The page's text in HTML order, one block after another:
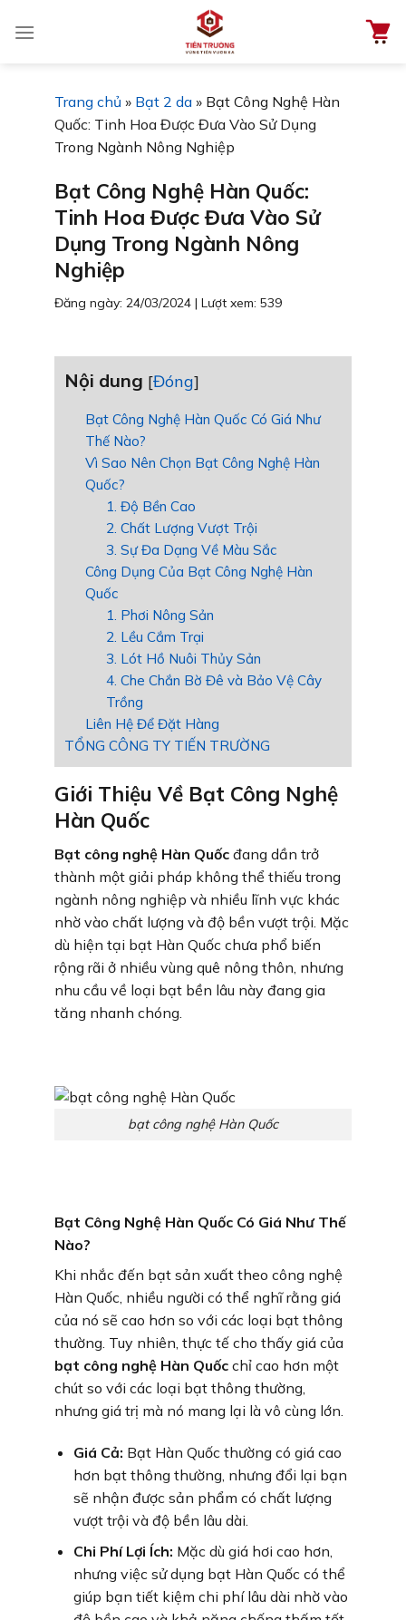
đến
Trang chủ » Bạt 2 da » Bạt Công Nghệ Hàn
Quốc: Tinh Hoa Được Đưa Vào Sử Dụng
Trong Ngành Nông Nghiệp
Bạt Công Nghệ Hàn Quốc:
Tinh Hoa Được Đưa Vào Sử
Dụng Trong Ngành Nông
Nghiệp
Đăng ngày: 24/03/2024 | Lượt xem: 539
Nội dung [Đóng]
Bạt Công Nghệ Hàn Quốc Có Giá Như
Thế Nào?
Vì Sao Nên Chọn Bạt Công Nghệ Hàn
Quốc?
1. Độ Bền Cao
2. Chất Lượng Vượt Trội
3. Sự Đa Dạng Về Màu Sắc
Công Dụng Của Bạt Công Nghệ Hàn
Quốc
1. Phơi Nông Sản
2. Lều Cắm Trại
3. Lót Hồ Nuôi Thủy Sản
4. Che Chắn Bờ Đê và Bảo Vệ Cây
Trồng
Liên Hệ Để Đặt Hàng
TỔNG CÔNG TY TIẾN TRƯỜNG
Giới Thiệu Về Bạt Công Nghệ
Hàn Quốc
Bạt công nghệ Hàn Quốc đang dần trở
thành một giải pháp không thể thiếu trong
ngành nông nghiệp và nhiều lĩnh vực khác
nhờ vào chất lượng và độ bền vượt trội. Mặc
dù hiện tại bạt Hàn Quốc chưa phổ biến
rộng rãi ở nhiều vùng quê nông thôn, nhưng
nhu cầu về loại bạt bền lâu này đang gia
tăng nhanh chóng.
bạt công nghệ Hàn Quốc
Bạt Công Nghệ Hàn Quốc Có Giá Như Thế
Nào?
Khi nhắc đến bạt sản xuất theo công nghệ
Hàn Quốc, nhiều người có thể nghĩ rằng giá
của nó sẽ cao hơn so với các loại bạt thông
thường. Tuy nhiên, thực tế cho thấy giá của
bạt công nghệ Hàn Quốc chỉ cao hơn một
chút so với các loại bạt thông thường,
nhưng giá trị mà nó mang lại là vô cùng lớn.
Giá Cả: Bạt Hàn Quốc thường có giá cao
hơn bạt thông thường, nhưng đổi lại bạn
sẽ nhận được sản phẩm có chất lượng
vượt trội và độ bền lâu dài.
Chi Phí Lợi Ích: Mặc dù giá hơi cao hơn,
nhưng việc sử dụng bạt Hàn Quốc có thể
giúp bạn tiết kiệm chi phí lâu dài nhờ vào